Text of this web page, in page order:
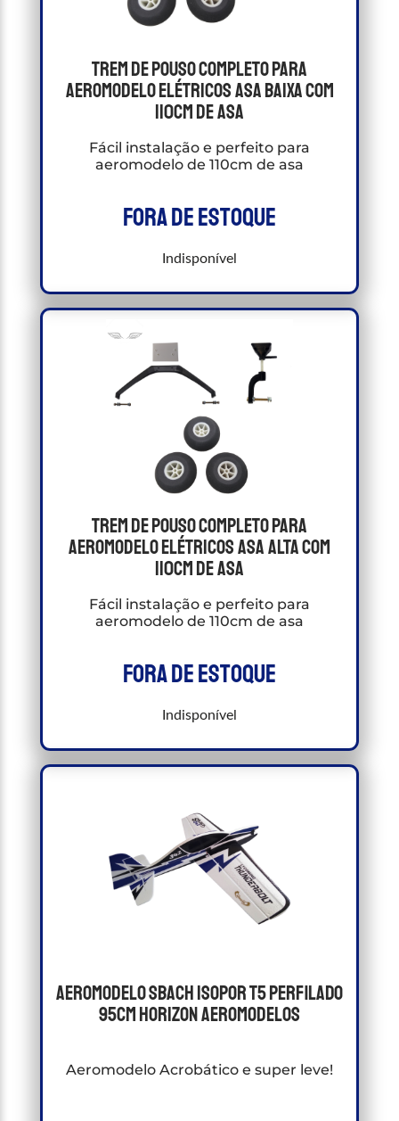
Trem De Pouso completo para
Aeromodelo Elétricos Asa Baixa com
110cm de asa
Fácil instalação e perfeito para
aeromodelo de 110cm de asa
Fora de estoque
Indisponível
Trem De Pouso completo para
Aeromodelo Elétricos Asa alta com
110cm de asa
Fácil instalação e perfeito para
aeromodelo de 110cm de asa
Fora de estoque
Indisponível
Aeromodelo Sbach Isopor T5 Perfilado
95cm Horizon Aeromodelos
Aeromodelo Acrobático e super leve!